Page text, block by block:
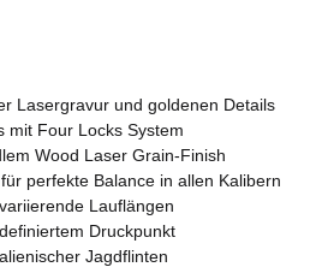
Lasergravur und goldenen Details
mit Four Locks System
Wood Laser Grain-Finish
perfekte Balance in allen Kalibern
Lauflängen
Druckpunkt
Jagdflinten